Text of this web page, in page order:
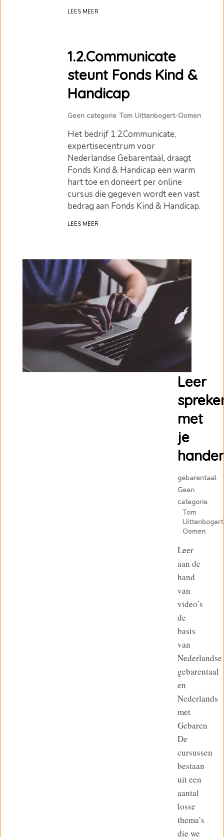
LEES MEER
1.2.Communicate
steunt Fonds Kind &
Handicap
Geen categorie Tom Uittenbogert-Oomen
Het bedrijf 1.2.Communicate,
expertisecentrum voor
Nederlandse Gebarentaal, draagt
Fonds Kind & Handicap een warm
hart toe en doneert per online
cursus die gegeven wordt een vast
bedrag aan Fonds Kind & Handicap.
LEES MEER
Leer
met
je
gebarentaal
Geen
categorie
Tom
Oomen
Leer
aan de
hand
van
video’s
de
basis
van
Nederlandse
gebarentaal
en
Nederlands
met
Gebaren
De
cursussen
bestaan
uit een
aantal
losse
thema’s
die we